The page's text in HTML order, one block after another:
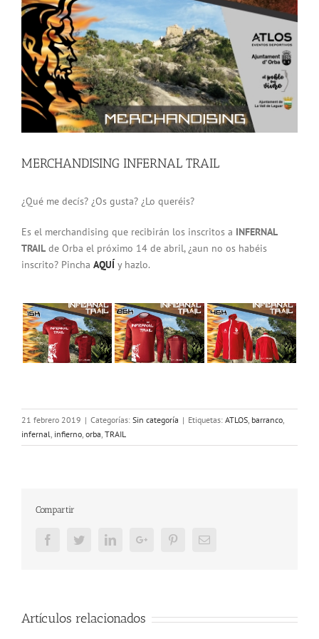
grande
MERCHANDISING INFERNAL TRAIL
¿Qué me decís? ¿Os gusta? ¿Lo queréis?
Es el merchandising que recibirán los inscritos a INFERNAL
TRAIL de Orba el próximo 14 de abril, ¿aun no os habéis
inscrito? Pincha AQUÍ y hazlo.
21 febrero 2019 | Categorías: Sin categoría | Etiquetas: ATLOS, barranco,
infernal, infierno, orba, TRAIL
Compartir
FacebookTwitterLinkedInGoogle+ PinterestEmail
Artículos relacionados